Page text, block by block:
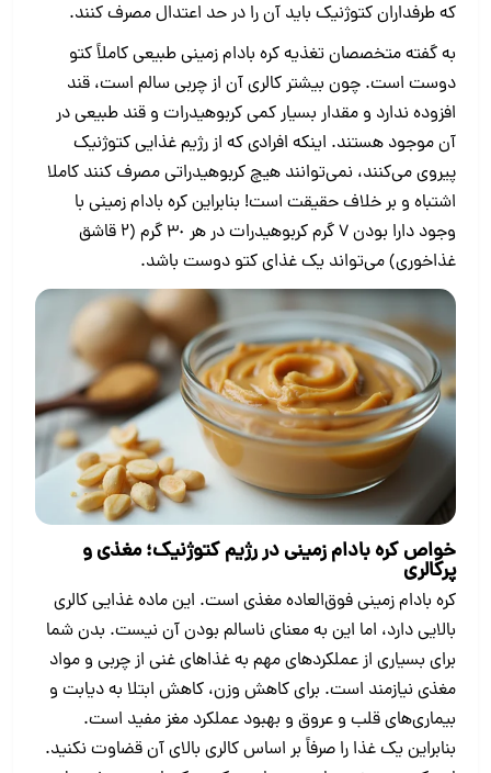
که طرفداران کتوژنیک باید آن را در حد اعتدال مصرف کنند.
به گفته متخصصان تغذیه کره بادام زمینی طبیعی کاملاً کتو
دوست است. چون بیشتر کالری آن از چربی سالم است، قند
افزوده ندارد و مقدار بسیار کمی کربوهیدرات و قند طبیعی در
آن موجود هستند. اینکه افرادی که از رژیم غذایی کتوژنیک
پیروی می‌کنند، نمی‌توانند هیچ کربوهیدراتی مصرف کنند کاملا
اشتباه و بر خلاف حقیقت است! بنابراین کره بادام زمینی با
وجود دارا بودن ۷ گرم کربوهیدرات در هر ۳٠ گرم (۲ قاشق
غذاخوری) می‌تواند یک غذای کتو دوست باشد.
خواص کره بادام زمینی در رژیم کتوژنیک؛ مغذی و
پرکالری
کره بادام زمینی فوق‌العاده مغذی است. این ماده غذایی کالری
بالایی دارد، اما این به معنای ناسالم بودن آن نیست. بدن شما
برای بسیاری از عملکردهای مهم به غذاهای غنی از چربی و مواد
مغذی نیازمند است. برای کاهش وزن، کاهش ابتلا به دیابت و
بیماری‌های قلب و عروق و بهبود عملکرد مغز مفید است.
بنابراین یک غذا را صرفاً بر اساس کالری بالای آن قضاوت نکنید.